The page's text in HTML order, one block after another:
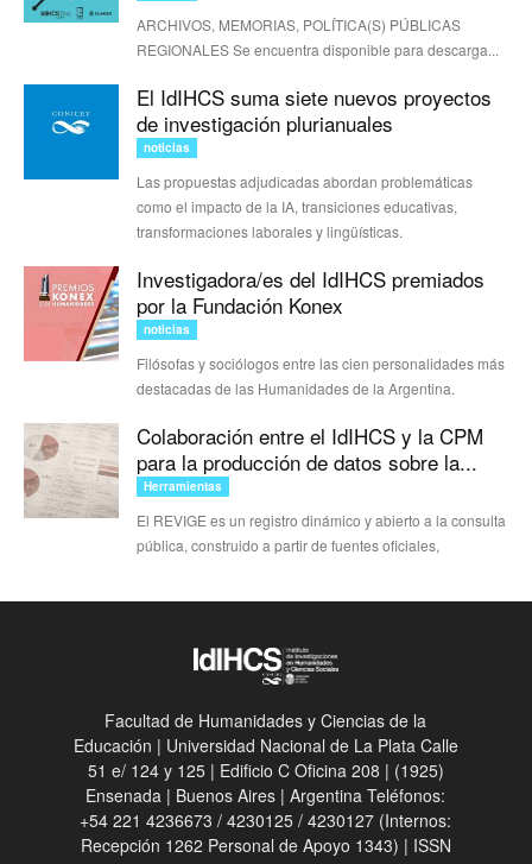
ARCHIVOS, MEMORIAS, POLÍTICA(S) PÚBLICAS
REGIONALES Se encuentra disponible para descarga...
El IdIHCS suma siete nuevos proyectos
de investigación plurianuales
noticias
Las propuestas adjudicadas abordan problemáticas
como el impacto de la IA, transiciones educativas,
transformaciones laborales y lingüísticas.
Investigadora/es del IdIHCS premiados
por la Fundación Konex
noticias
Filósofas y sociólogos entre las cien personalidades más
destacadas de las Humanidades de la Argentina.
Colaboración entre el IdIHCS y la CPM
para la producción de datos sobre la...
Herramientas
El REVIGE es un registro dinámico y abierto a la consulta
pública, construido a partir de fuentes oficiales,
Facultad de Humanidades y Ciencias de la
Educación | Universidad Nacional de La Plata Calle
51 e/ 124 y 125 | Edificio C Oficina 208 | (1925)
Ensenada | Buenos Aires | Argentina Teléfonos:
+54 221 4236673 / 4230125 / 4230127 (Internos:
Recepción 1262 Personal de Apoyo 1343) | ISSN